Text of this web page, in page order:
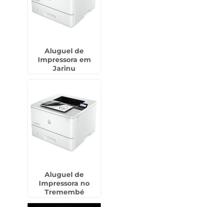
Aluguel de
Impressora em
Jarinu
Aluguel de
Impressora no
Tremembé